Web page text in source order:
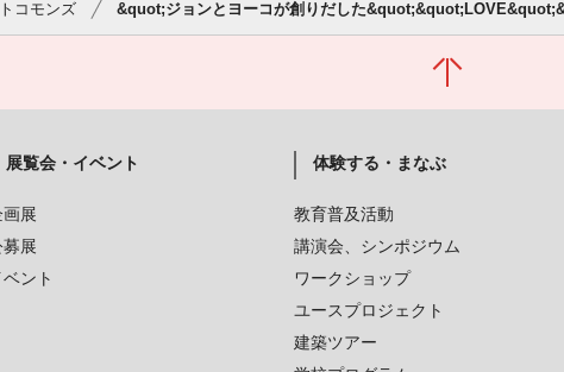
コモンズ &quot;ジョンとヨーコが創りだした
展覧会・イベント
画展
募展
ベント
体験する・まなぶ
教育普及活動
講演会、シンポジウム
ワークショップ
ユースプロジェクト
建築ツアー